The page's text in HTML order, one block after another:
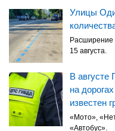
Улицы
Расширение
15 августа.
В
на
известен
«Мото»,
«Автобус».